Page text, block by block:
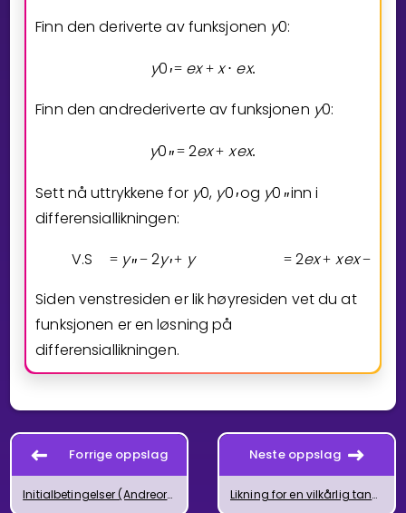
Finn den deriverte av funksjonen y0:
y0′= ex + x ⋅ ex.
Finn den andrederiverte av funksjonen y0:
y0″= 2ex + xex.
Sett nå uttrykkene for y0, y0′og y0″inn i
differensiallikningen:
V.S
= y″− 2y′+ y = 2ex + xex −
Siden venstresiden er lik høyresiden vet du at
funksjonen er en løsning på
differensiallikningen.
Forrige oppslag
Initialbetingelser (Andreordens differensiallikninger)
Neste oppslag
Likning for en vilkårlig tangent